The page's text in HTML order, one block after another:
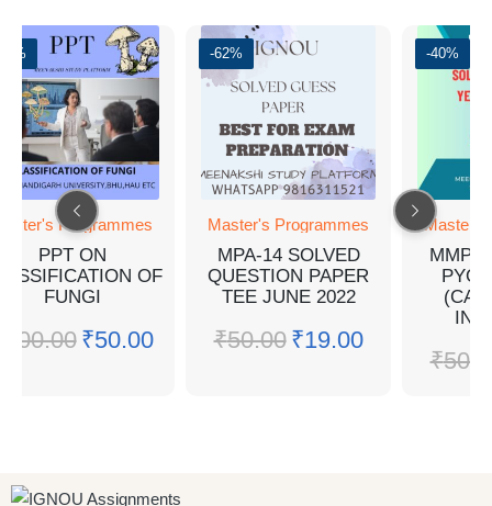
Programmes
PPT ON
OF
FUNGI
100.00 ₹50.00
-62%
Master's Programmes
MPA-14 SOLVED
QUESTION PAPER
TEE JUNE 2022
₹50.00 ₹19.00
-40%
Master's
PYQ
₹